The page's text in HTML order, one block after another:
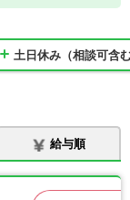
土日休み（相談可含
給与順